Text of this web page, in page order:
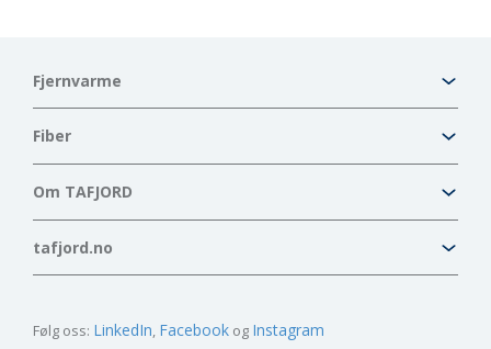
Fjernvarme
Fiber
Om TAFJORD
tafjord.no
Følg oss: LinkedIn Facebook Instagram